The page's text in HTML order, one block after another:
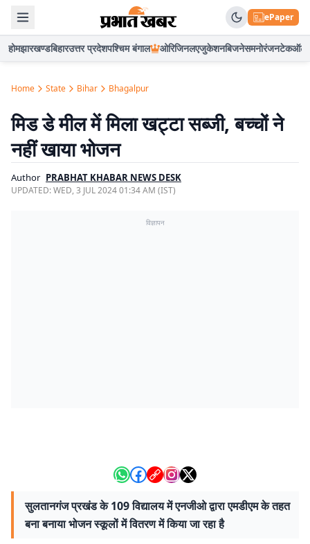
ePaper
होमझारखण्डबिहारउत्तर प्रदेशपश्चिम बंगाल ओरिजिनलएजुकेशनबिजनेसमनोरंजनटेकऑटो
Home State Bihar Bhagalpur
मिड डे मील में मिला खट्टा सब्जी, बच्चों ने
नहीं खाया भोजन
Author PRABHAT KHABAR NEWS DESK
UPDATED:WED, 3 JUL 2024 01:34 AM (IST)
विज्ञापन
सुलतानगंज प्रखंड के 109 विद्यालय में एनजीओ द्वारा एमडीएम के तहत
बना बनाया भोजन स्कूलों में वितरण में किया जा रहा है